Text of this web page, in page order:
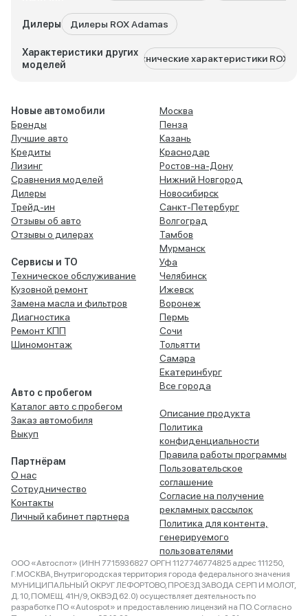
Дилеры Дилеры ROX Adamas
Характеристики других
моделей
Технические характеристики ROX 01
Новые автомобили
Бренды
Лучшие авто
Кредиты
Лизинг
Сравнения моделей
Дилеры
Трейд-ин
Отзывы об авто
Отзывы о дилерах
Сервисы и ТО
Техническое обслуживание
Кузовной ремонт
Замена масла и фильтров
Диагностика
Ремонт КПП
Шиномонтаж
Авто с пробегом
Каталог авто с пробегом
Заказ автомобиля
Выкуп
Партнёрам
О нас
Сотрудничество
Контакты
Личный кабинет партнера
Москва
Пенза
Казань
Краснодар
Ростов-на-Дону
Нижний Новгород
Новосибирск
Санкт-Петербург
Волгоград
Тамбов
Мурманск
Уфа
Челябинск
Ижевск
Воронеж
Пермь
Сочи
Тольятти
Самара
Екатеринбург
Все города
Описание продукта
Политика
конфиденциальности
Правила работы программы
Пользовательское
соглашение
Согласие на получение
рекламных рассылок
Политика для контента,
генерируемого
пользователями
ООО «Автоспот» (ИНН 7715936827 ОРГН 1127746774825 адрес 111250,
Г.МОСКВА, Внутригородская территория города федерального значения
МУНИЦИПАЛЬНЫЙ ОКРУГ ЛЕФОРТОВО, ПРОЕЗД ЗАВОДА СЕРП И МОЛОТ,
Д. 10, ПОМЕЩ. 41Н/9, ОКВЭД 62.0) осуществляет деятельность по
разработке ПО «Autospot» и предоставлению лицензий на ПО. Согласно